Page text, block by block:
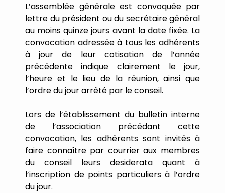
L’assemblée générale est convoquée par
lettre du président oudu secrétairegénéral
au moins quinze jours avant la date fixée. La
convocation adressée à tous les adhérents
à
jour de leur cotisation de l’année
précédente
indique clairement le
jour,
l’heure et le lieu de la réunion, ainsi que
l’ordredujourarrêté par leconseil.
Lors de l’établissement du bulletin interne
de
l’association précédant
cette
convocation, les adhérents sont invités à
faire connaître par courrier aux membres
du
conseil leurs desiderata quant
à
l’inscription de points particuliers à l’ordre
dujour.